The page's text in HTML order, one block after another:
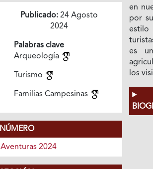
Publicado: 24 Agosto
2024
Palabras clave
Arqueología
Turismo
Familias Campesinas
NÚMERO
Aventuras 2024
en
por
estilo
es
los